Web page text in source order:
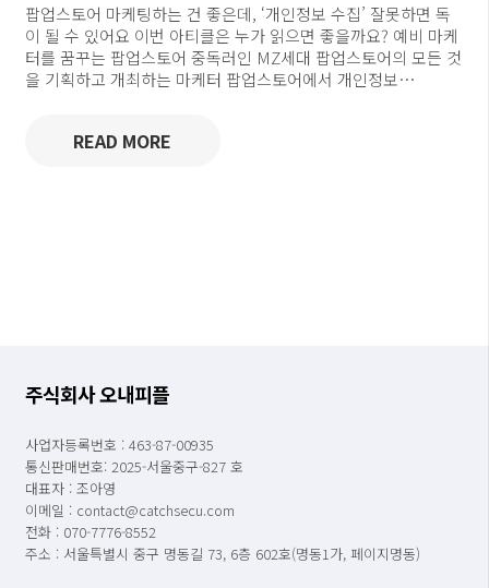
팝업스토어 마케팅하는 건 좋은데, ‘개인정보 수집’ 잘못하면 독
이 될 수 있어요 이번 아티클은 누가 읽으면 좋을까요? 예비 마케
터를 꿈꾸는 팝업스토어 중독러인 MZ세대 팝업스토어의 모든 것
을 기획하고 개최하는 마케터 팝업스토어에서 개인정보…
READ MORE
주식회사 오내피플
사업자등록번호 : 463-87-00935
통신판매번호: 2025-서울중구-827 호
대표자 : 조아영
이메일 : contact@catchsecu.com
전화 : 070-7776-8552
주소 : 서울특별시 중구 명동길 73, 6층 602호(명동1가, 페이지명동)